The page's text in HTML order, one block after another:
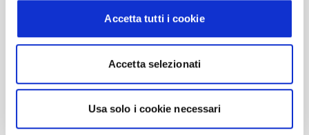
Accetta tutti i cookie
Accetta selezionati
Usa solo i cookie necessari